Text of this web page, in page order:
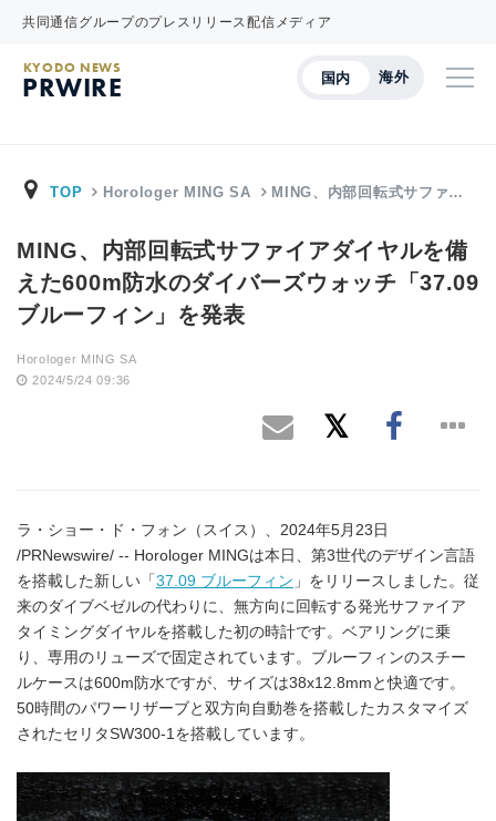
共同通信グループのプレスリリース配信メディア
国内 海外
KYODO NEWS
PRWIRE
TOP Horologer MING SA MING、内部回転式サファ…
MING、内部回転式サファイアダイヤルを備
えた600m防水のダイバーズウォッチ「37.09
ブルーフィン」を発表
Horologer MING SA
2024/5/24 09:36
ラ・ショー・ド・フォン（スイス）、2024年5月23日
/PRNewswire/ -- Horologer MINGは本日、第3世代のデザイン言語
を搭載した新しい「 37.09 ブルーフィン 」をリリースしました。従
来のダイブベゼルの代わりに、無方向に回転する発光サファイア
タイミングダイヤルを搭載した初の時計です。ベアリングに乗
り、専用のリューズで固定されています。ブルーフィンのスチー
ルケースは600m防水ですが、サイズは38x12.8mmと快適です。
50時間のパワーリザーブと双方向自動巻を搭載したカスタマイズ
されたセリタSW300-1を搭載しています。